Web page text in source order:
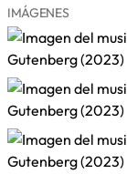
IMÁGENES